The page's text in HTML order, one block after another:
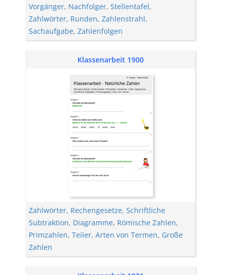
Vorgänger, Nachfolger, Stellentafel,
Zahlwörter, Runden, Zahlenstrahl,
Sachaufgabe, Zahlenfolgen
Klassenarbeit 1900
Zahlwörter, Rechengesetze, Schriftliche
Subtraktion, Diagramme, Römische Zahlen,
Primzahlen, Teiler, Arten von Termen, Große
Zahlen